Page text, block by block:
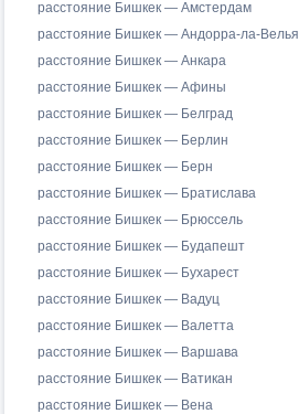
расстояние Бишкек — Амстердам
расстояние Бишкек — Андорра-ла-Велья
расстояние Бишкек — Анкара
расстояние Бишкек — Афины
расстояние Бишкек — Белград
расстояние Бишкек — Берлин
расстояние Бишкек — Берн
расстояние Бишкек — Братислава
расстояние Бишкек — Брюссель
расстояние Бишкек — Будапешт
расстояние Бишкек — Бухарест
расстояние Бишкек — Вадуц
расстояние Бишкек — Валетта
расстояние Бишкек — Варшава
расстояние Бишкек — Ватикан
расстояние Бишкек — Вена